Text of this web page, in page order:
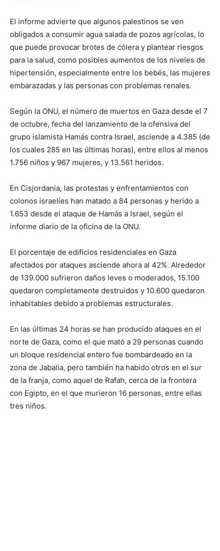
El informe advierte que algunos palestinos se ven
obligados a consumir agua salada de pozos agrícolas, lo
que puede provocar brotes de cólera y plantear riesgos
para la salud, como posibles aumentos de los niveles de
hipertensión, especialmente entre los bebés, las mujeres
embarazadas y las personas con problemas renales.
Según la ONU, el número de muertos en Gaza desde el 7
de octubre, fecha del lanzamiento de la ofensiva del
grupo islamista Hamás contra Israel, asciende a 4.385 (de
los cuales 285 en las últimas horas), entre ellos al menos
1.756 niños y 967 mujeres, y 13.561 heridos.
En Cisjordania, las protestas y enfrentamientos con
colonos israelíes han matado a 84 personas y herido a
1.653 desde el ataque de Hamás a Israel, según el
informe diario de la oficina de la ONU.
El porcentaje de edificios residenciales en Gaza
afectados por ataques asciende ahora al 42%. Alrededor
de 139.000 sufrieron daños leves o moderados, 15.100
quedaron completamente destruidos y 10.600 quedaron
inhabitables debido a problemas estructurales.
En las últimas 24 horas se han producido ataques en el
norte de Gaza, como el que mató a 29 personas cuando
un bloque residencial entero fue bombardeado en la
zona de Jabalia, pero también ha habido otros en el sur
de la franja, como aquel de Rafah, cerca de la frontera
con Egipto, en el que murieron 16 personas, entre ellas
tres niños.